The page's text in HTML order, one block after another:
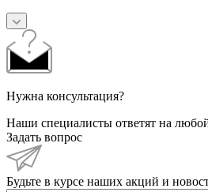
Нужна консультация?
Наши специалисты ответят на
Задать вопрос
Будьте в курсе наших акций и